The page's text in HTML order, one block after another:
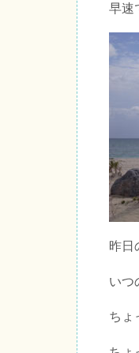
早速
昨日
いつ
ちょ